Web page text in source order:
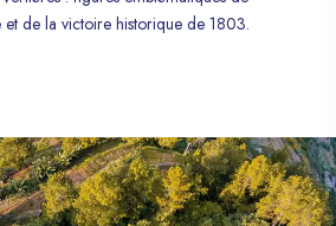
et de la victoire historique de 1803.